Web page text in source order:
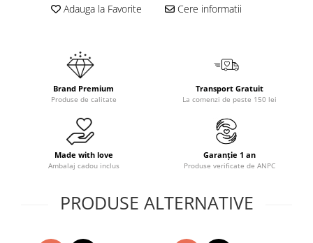
Adauga la Favorite Cere informatii
Brand Premium
Produse de calitate
Transport Gratuit
La comenzi de peste 150 lei
Made with love
Ambalaj cadou inclus
Garanție 1 an
Produse verificate de ANPC
PRODUSE ALTERNATIVE